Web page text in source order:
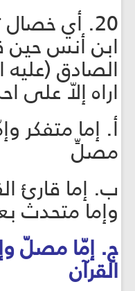
20. أي
ابن أنس حين
الصادق
اراه إلاّ
أ. إما متفكر
مصلِّ
ب. إما قارئ
وإما متحدث
ج. إمّا مصلّ
القرآن